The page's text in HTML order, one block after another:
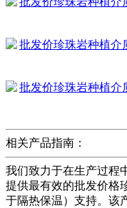
相关产品指南：
我们致力于在生产过程
提供最有效的批发价格
于隔热保温）支持。该